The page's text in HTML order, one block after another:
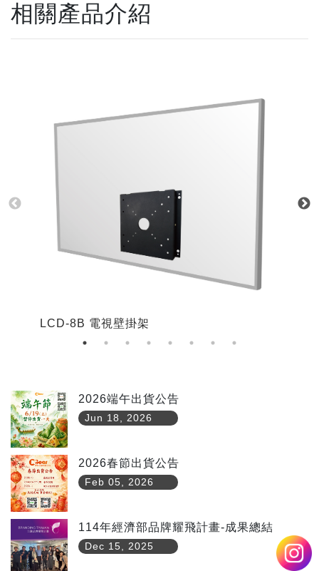
相關產品介紹
LCD-8B 電視壁掛架
2026端午出貨公告
Jun 18, 2026
2026春節出貨公告
Feb 05, 2026
114年經濟部品牌耀飛計畫-成果總結
Dec 15, 2025